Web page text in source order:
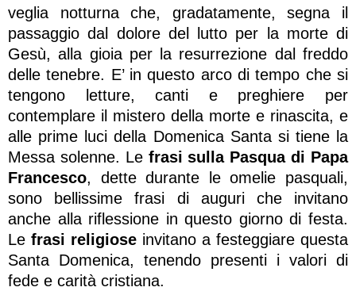
veglia notturna che, gradatamente, segna il
passaggio dal dolore del lutto per la morte di
Gesù, alla gioia per la resurrezione dal freddo
delle tenebre. E’ in questo arco di tempo che si
tengono letture, canti e preghiere per
contemplare il mistero della morte e rinascita, e
alle prime luci della Domenica Santa si tiene la
Messa solenne. Le frasi sulla Pasqua di Papa
Francesco, dette durante le omelie pasquali,
sono bellissime frasi di auguri che invitano
anche alla riflessione in questo giorno di festa.
Le frasi religiose invitano a festeggiare questa
Santa Domenica, tenendo presenti i valori di
fede e carità cristiana.